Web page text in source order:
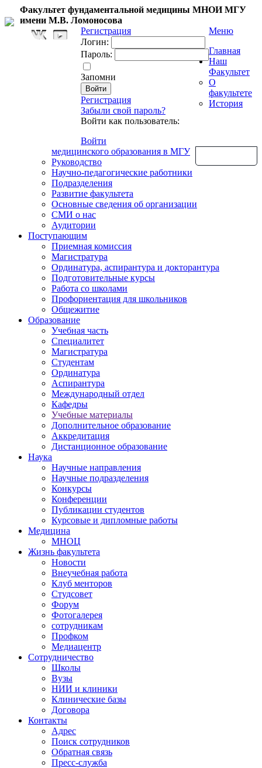
Факультет фундаментальной медицины МНОИ МГУ
имени М.В. Ломоносова
Регистрация
Логин:
Пароль:
Запомни
Регистрация
Забыли свой пароль?
Войти как пользователь:
Войти
Меню
Главная
Наш
Факультет
О
факультете
История
медицинского образования в МГУ
Руководство
Научно-педагогические работники
Подразделения
Развитие факультета
Основные сведения об организации
СМИ о нас
Аудитории
Поступающим
Приемная комиссия
Магистратура
Ординатура, аспирантура и докторантура
Подготовительные курсы
Работа со школами
Профориентация для школьников
Общежитие
Образование
Учебная часть
Специалитет
Магистратура
Студентам
Ординатура
Аспирантура
Международный отдел
Кафедры
Учебные материалы
Дополнительное образование
Аккредитация
Дистанционное образование
Наука
Научные направления
Научные подразделения
Конкурсы
Конференции
Публикации студентов
Курсовые и дипломные работы
Медицина
МНОЦ
Жизнь факультета
Новости
Внеучебная работа
Клуб менторов
Студсовет
Форум
Фотогалерея
сотрудникам
Профком
Медиацентр
Сотрудничество
Школы
Вузы
НИИ и клиники
Клинические базы
Договора
Контакты
Адрес
Поиск сотрудников
Обратная связь
Пресс-служба